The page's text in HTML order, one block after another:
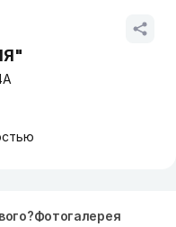
Фотогалерея